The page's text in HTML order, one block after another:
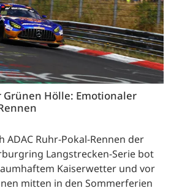
Grünen Hölle: Emotionaler
ADAC Ruhr-Pokal-Rennen der
Langstrecken-Serie bot
Kaiserwetter und vor
mitten in den Sommerferien